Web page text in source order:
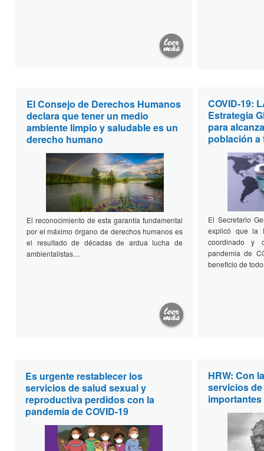
El Consejo de Derechos Humanos
declara que tener un medio
ambiente limpio y saludable es un
derecho humano
El reconocimiento de esta garantía fundamental
por el máximo órgano de derechos humanos es
el resultado de décadas de ardua lucha de
ambientalistas…
COVID-19:
Estrategia
para
población a
El Secretario
explicó que la
coordinado y
pandemia de
beneficio de
Es urgente restablecer los
servicios de salud sexual y
reproductiva perdidos con la
pandemia de COVID-19
HRW: Con
servicios